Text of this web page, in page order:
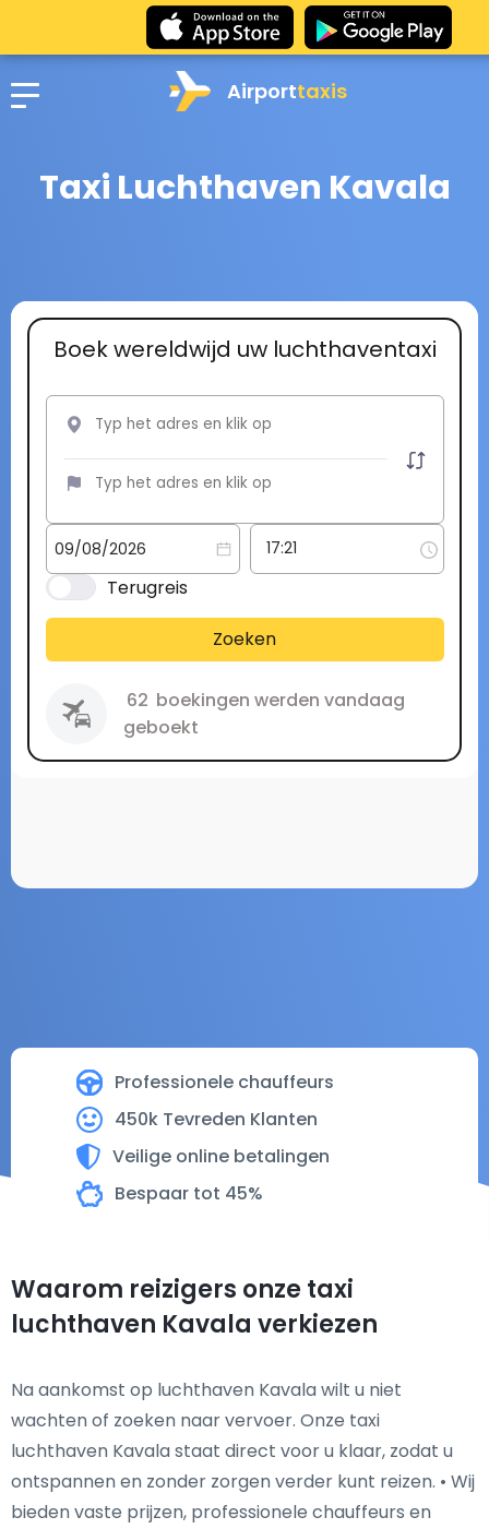
Airporttaxis
Taxi Luchthaven Kavala
Professionele chauffeurs
450k Tevreden Klanten
Veilige online betalingen
Bespaar tot 45%
Boek wereldwijd uw luchthaventaxi
Terugreis
Zoeken
62 boekingen werden vandaag
geboekt
Waarom reizigers onze taxi
luchthaven Kavala verkiezen
Na aankomst op luchthaven Kavala wilt u niet
wachten of zoeken naar vervoer. Onze taxi
luchthaven Kavala staat direct voor u klaar, zodat u
ontspannen en zonder zorgen verder kunt reizen. • Wij
bieden vaste prijzen, professionele chauffeurs en